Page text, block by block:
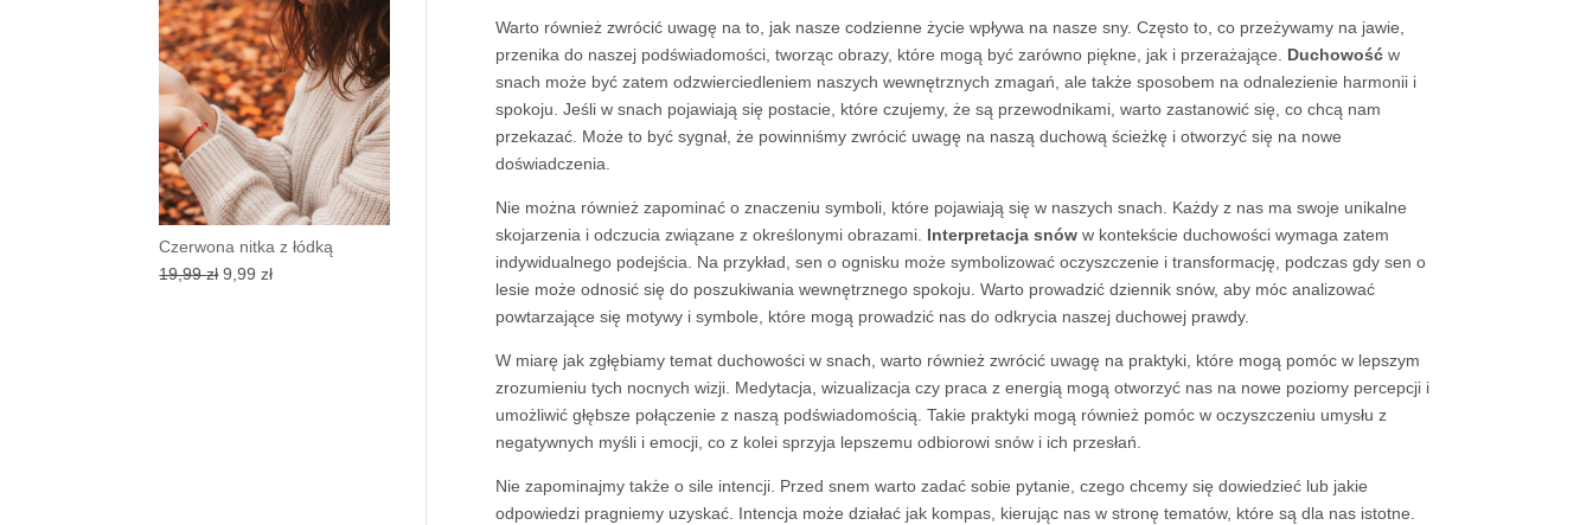
Warto również zwrócić uwagę na to, jak nasze codzienne życie wpływa na nasze sny. Często to, co przeżywamy na jawie,
przenika do naszej podświadomości, tworząc obrazy, które mogą być zarówno piękne, jak i przerażające. Duchowośćw
snach może być zatem odzwierciedleniem naszych wewnętrznych zmagań, ale także sposobem na odnalezienie harmonii i
spokoju. Jeśli w snach pojawiają się postacie, które czujemy, że są przewodnikami, warto zastanowić się, co chcą nam
przekazać. Może to być sygnał, że powinniśmy zwrócić uwagę na naszą duchową ścieżkę i otworzyć się na nowe
doświadczenia.
Nie można również zapominać o znaczeniu symboli, które pojawiają się w naszych snach. Każdy z nas ma swoje unikalne
skojarzenia i odczucia związane z określonymi obrazami. Interpretacja snóww kontekście duchowości wymaga zatem
indywidualnego podejścia. Na przykład, sen o ognisku może symbolizować oczyszczenie i transformację, podczas gdy sen o
lesie może odnosić się do poszukiwania wewnętrznego spokoju. Warto prowadzić dziennik snów, aby móc analizować
powtarzające się motywy i symbole, które mogą prowadzić nas do odkrycia naszej duchowej prawdy.
W miarę jak zgłębiamy temat duchowości w snach, warto również zwrócić uwagę na praktyki, które mogą pomóc w lepszym
zrozumieniu tych nocnych wizji. Medytacja, wizualizacja czy praca z energią mogą otworzyć nas na nowe poziomy percepcji i
umożliwić głębsze połączenie z naszą podświadomością. Takie praktyki mogą również pomóc w oczyszczeniu umysłu z
negatywnych myśli i emocji, co z kolei sprzyja lepszemu odbiorowi snów i ich przesłań.
Nie zapominajmy także o sile intencji. Przed snem warto zadać sobie pytanie, czego chcemy się dowiedzieć lub jakie
odpowiedzi pragniemy uzyskać. Intencja może działać jak kompas, kierując nas w stronę tematów, które są dla nas istotne.
wynosiła:
19,99 zł.
wynosi:
8,99 zł.
Czerwona nitka z łódką
19,99zł Pierwotna
9,99złAktualna